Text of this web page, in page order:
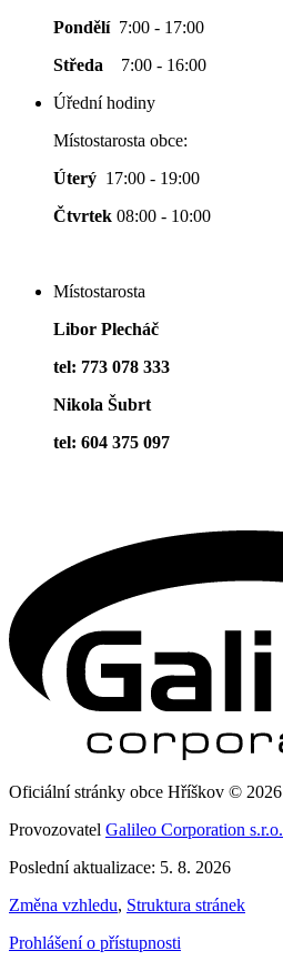
Pondělí 7:00 - 17:00
Středa 7:00 - 16:00
Úřední hodiny
Místostarosta obce:
Úterý 17:00 - 19:00
Čtvrtek 08:00 - 10:00
Místostarosta
Libor Plecháč
tel: 773 078 333
Nikola Šubrt
tel: 604 375 097
Oficiální stránky obce Hříškov © 2026
Provozovatel Galileo Corporation s.r.o.
Poslední aktualizace: 5. 8. 2026
Změna vzhledu, Struktura stránek
Prohlášení o přístupnosti